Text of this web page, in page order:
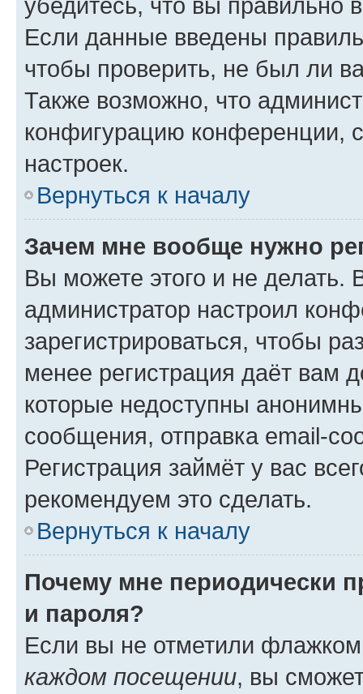
Если данные введены
чтобы проверить, не был ли
Также возможно, что
конфигурацию конференции,
настроек.
Вернуться к началу
Зачем мне вообще нужно
Вы можете этого и не делать.
администратор настроил
зарегистрироваться, чтобы
менее регистрация даёт вам
которые недоступны
сообщения, отправка email-
Регистрация займёт у вас
рекомендуем это сделать.
Вернуться к началу
Почему мне периодически
и пароля?
Если вы не отметили
каждом посещении, вы